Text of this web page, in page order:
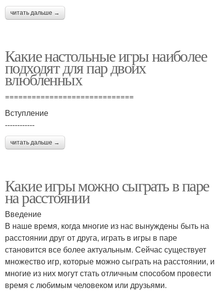
читать дальше →
Какие настольные игры наиболее
подходят для пар двоих
влюбленных
=============================
Вступление
------------
читать дальше →
Какие игры можно сыграть в паре
на расстоянии
Введение
В наше время, когда многие из нас вынуждены быть на
расстоянии друг от друга, играть в игры в паре
становится все более актуальным. Сейчас существует
множество игр, которые можно сыграть на расстоянии, и
многие из них могут стать отличным способом провести
время с любимым человеком или друзьями.